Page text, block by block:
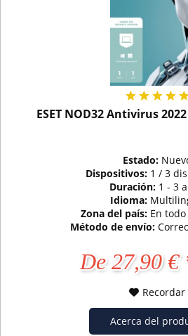
ESET NOD32 Antivirus
Estado:
Dispositivos: 1 / 3
Duración: 1 - 3
Idioma:
Zona del país: En
Método de envío:
De 27,90 €
Recordar
Acerca del